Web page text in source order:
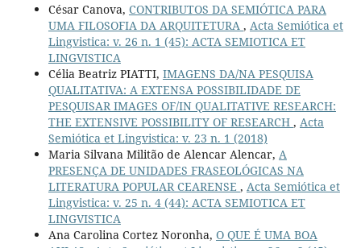
César Canova, CONTRIBUTOS DA SEMIÓTICA PARA
UMA FILOSOFIA DA ARQUITETURA , Acta Semiótica et
Lingvistica: v. 26 n. 1 (45): ACTA SEMIOTICA ET
LINGVISTICA
Célia Beatriz PIATTI, IMAGENS DA/NA PESQUISA
QUALITATIVA: A EXTENSA POSSIBILIDADE DE
PESQUISAR IMAGES OF/IN QUALITATIVE RESEARCH:
THE EXTENSIVE POSSIBILITY OF RESEARCH , Acta
Semiótica et Lingvistica: v. 23 n. 1 (2018)
Maria Silvana Militão de Alencar Alencar, A
PRESENÇA DE UNIDADES FRASEOLÓGICAS NA
LITERATURA POPULAR CEARENSE , Acta Semiótica et
Lingvistica: v. 25 n. 4 (44): ACTA SEMIOTICA ET
LINGVISTICA
Ana Carolina Cortez Noronha, O QUE É UMA BOA